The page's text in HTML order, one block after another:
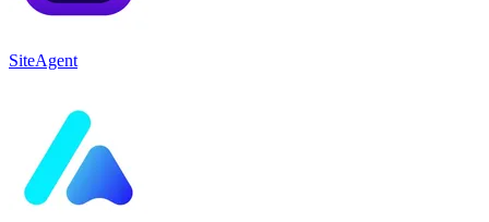
SiteAgent